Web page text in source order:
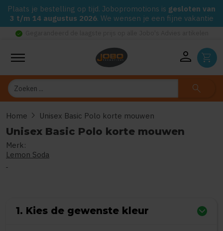
Plaats je bestelling op tijd. Jobopromotions is gesloten van
3 t/m 14 augustus 2026. We wensen je een fijne vakantie
check_circle
person shopping_cart
Zoeken search
Home chevron_right Unisex Basic Polo korte mouwen
Unisex Basic Polo korte mouwen
Merk:
Lemon Soda
1. Kies de gewenste kleur